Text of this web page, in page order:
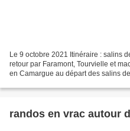
Le 9 octobre 2021 Itinéraire : salins
retour par Faramont, Tourvielle et
en Camargue au départ des salins
randos en vrac autour